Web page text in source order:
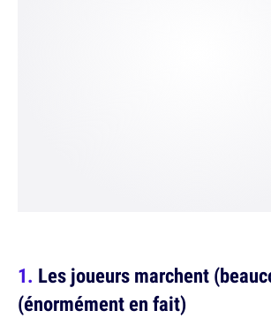
Les joueurs marchent
(énormément en fait)